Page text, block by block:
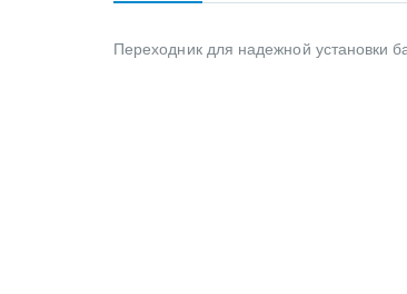
Переходник для надежной установки